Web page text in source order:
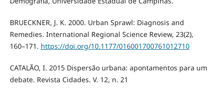
BRUECKNER, J. K. 2000. Urban Sprawl: Diagnosis and
Remedies. International Regional Science Review, 23(2),
160–171. https://doi.org/10.1177/016001700761012710
CATALÃO, I. 2015 Dispersão urbana: apontamentos para um
debate. Revista Cidades. V. 12, n. 21